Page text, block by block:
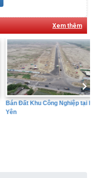
Xem thêm
Khu Công Nghiệp tại Hưng